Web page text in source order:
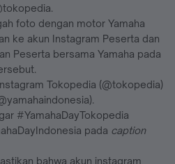
foto dengan motor Yamaha
ke akun Instagram Peserta dan
Peserta bersama Yamaha pada
Tokopedia (@tokopedia)
#YamahaDayTokopedia
pada caption
bahwa akun instagram